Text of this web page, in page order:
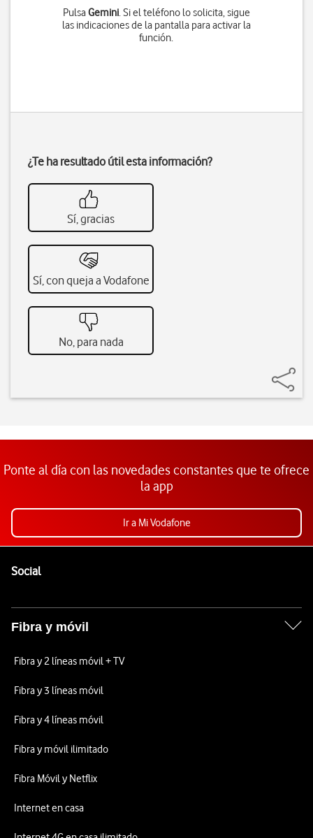
PulsaGemini. Si el teléfono lo solicita, sigue
las indicaciones de la pantalla para activar la
función.
¿Te ha resultado útil esta información?
Sí, gracias
Sí, con queja a Vodafone
No, para nada
Ponte al día con las novedades constantes que te ofrece
la app
Ir a Mi Vodafone
SocialEnlaces a las redes sociales de Vodafone
Fibra y móvil
Fibra y 2 líneas móvil + TV
Fibra y 3 líneas móvil
Fibra y 4 líneas móvil
Fibra y móvil ilimitado
Fibra Móvil y Netflix
Internet en casa